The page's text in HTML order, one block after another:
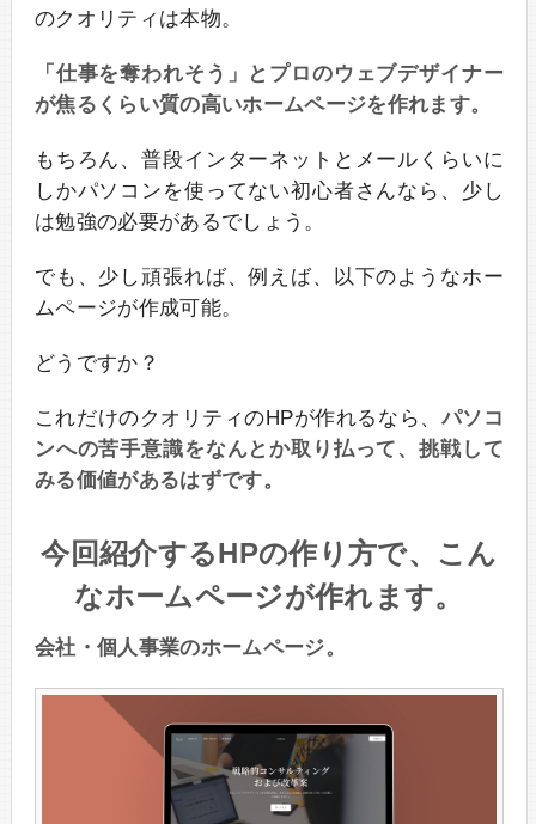
のクオリティは本物。
「仕事を奪われそう」とプロのウェブデザイナー
が焦るくらい質の高いホームページを作れます。
もちろん、普段インターネットとメールくらいに
しかパソコンを使ってない初心者さんなら、少し
は勉強の必要があるでしょう。
でも、少し頑張れば、例えば、以下のようなホー
ムページが作成可能。
どうですか？
これだけのクオリティのHPが作れるなら、 パソコ
ンへの苦手意識をなんとか取り払って、挑戦して
みる価値があるはずです。
今回紹介するHPの作り方で、こん
なホームページが作れます。
会社・個人事業のホームページ。